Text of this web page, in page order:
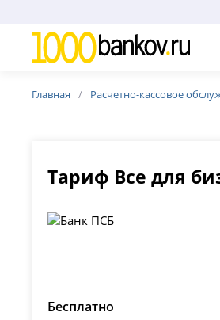
Главная Расчетно-кассовое
Тариф Все для
Бесплатно